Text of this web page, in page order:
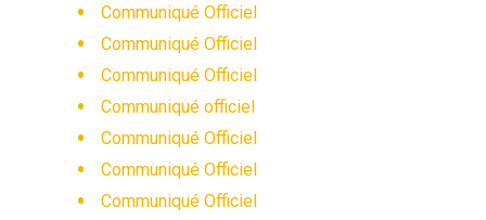
Communiqué Officiel
Communiqué Officiel
Communiqué Officiel
Communiqué officiel
Communiqué Officiel
Communiqué Officiel
Communiqué Officiel